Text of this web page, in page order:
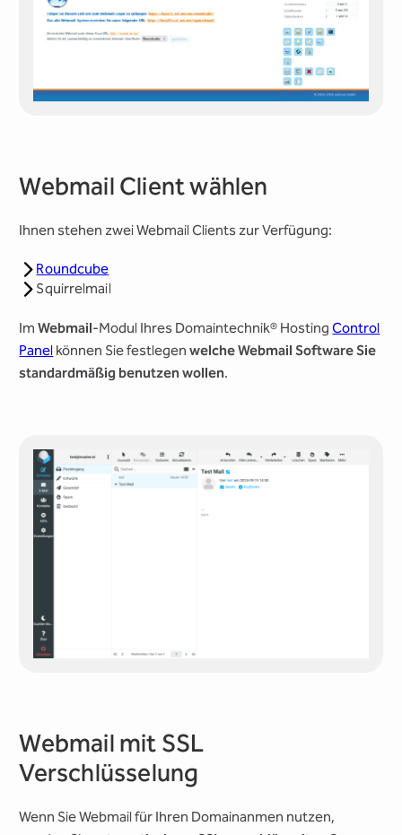
Webmail Client wählen
Ihnen stehen zwei Webmail Clients zur Verfügung:
Roundcube
Squirrelmail
ImWebmail-Modul Ihres Domaintechnik® HostingControl
Panel können Sie festlegenwelche Webmail Software Sie
standardmäßig benutzen wollen.
Webmail mit SSL
Verschlüsselung
Wenn Sie Webmail für Ihren Domainanmen nutzen,